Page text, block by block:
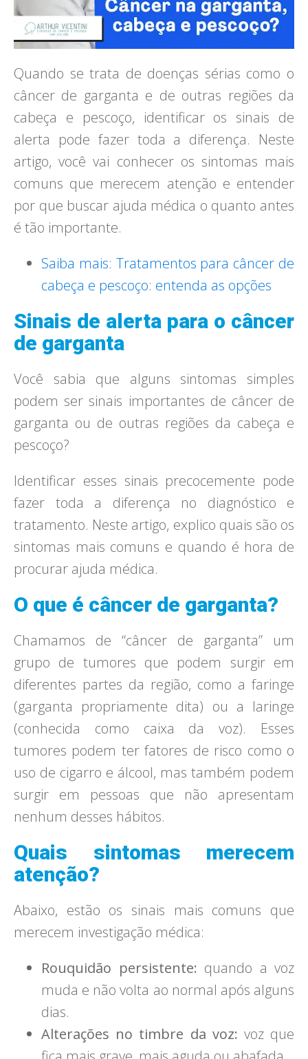
Quando se trata de doenças sérias como o
câncer de garganta e de outras regiões da
cabeça e pescoço, identificar os sinais de
alerta pode fazer toda a diferença. Neste
artigo, você vai conhecer os sintomas mais
comuns que merecem atenção e entender
por que buscar ajuda médica o quanto antes
é tão importante.
Saiba mais: Tratamentos para câncer de
cabeça e pescoço: entenda as opções
Sinais de alerta para o câncer
de garganta
Você sabia que alguns sintomas simples
podem ser sinais importantes de câncer de
garganta ou de outras regiões da cabeça e
pescoço?
Identificar esses sinais precocemente pode
fazer toda a diferença no diagnóstico e
tratamento. Neste artigo, explico quais são os
sintomas mais comuns e quando é hora de
procurar ajuda médica.
O que é câncer de garganta?
Chamamos de “câncer de garganta” um
grupo de tumores que podem surgir em
diferentes partes da região, como a faringe
(garganta propriamente dita) ou a laringe
(conhecida como caixa da voz). Esses
tumores podem ter fatores de risco como o
uso de cigarro e álcool, mas também podem
surgir em pessoas que não apresentam
nenhum desses hábitos.
Quais sintomas merecem
atenção?
Abaixo, estão os sinais mais comuns que
merecem investigação médica:
Rouquidão persistente: quando a voz
muda e não volta ao normal após alguns
dias.
Alterações no timbre da voz: voz que